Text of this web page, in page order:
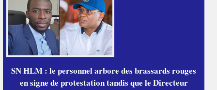
SN HLM : le personnel arbore des brassards rouges
en signe de protestation tandis que le Directeur